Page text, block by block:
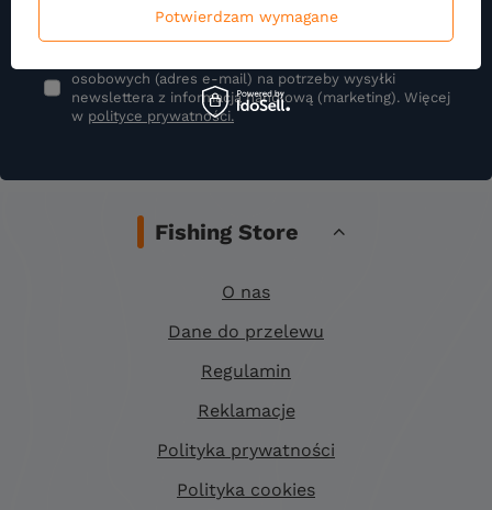
osobowych (adres e-mail) na potrzeby wysyłki
newslettera z informacją handlową (marketing). Więcej
w polityce prywatności.
Fishing Store
O nas
Dane do przelewu
Regulamin
Reklamacje
Polityka prywatności
Polityka cookies
Potwierdzam wymagane